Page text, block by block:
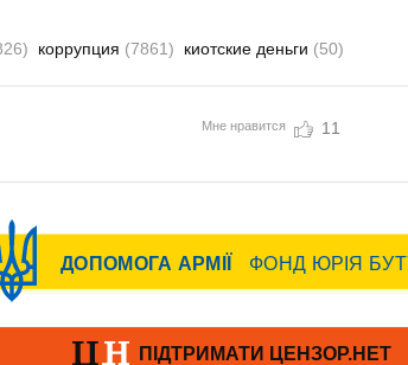
коррупция (7861) киотские деньги (50)
Мне нравится 11